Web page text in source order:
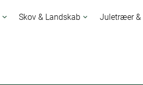
Skov & Landskab Juletræer &